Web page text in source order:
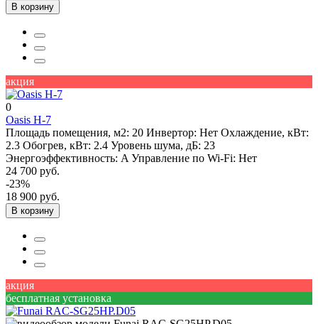
В корзину
акция
0
Oasis H-7
Площадь помещения, м2: 20 Инвертор: Нет Охлаждение, кВт:
2.3 Обогрев, кВт: 2.4 Уровень шума, дБ: 23
Энергоэффективность: A Управление по Wi-Fi: Нет
24 700 руб.
-23%
18 900 руб.
В корзину
акция
бесплатная установка